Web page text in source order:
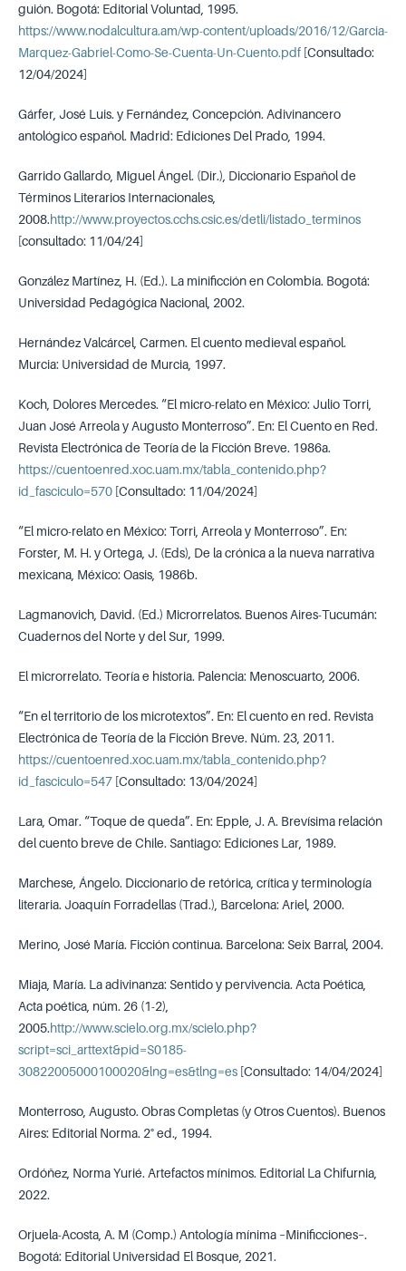
guión. Bogotá: Editorial Voluntad, 1995.
https://www.nodalcultura.am/wp-content/uploads/2016/12/Garcia-
Marquez-Gabriel-Como-Se-Cuenta-Un-Cuento.pdf[Consultado:
12/04/2024]
Gárfer, José Luis. y Fernández, Concepción. Adivinancero
antológico español. Madrid: Ediciones Del Prado, 1994.
Garrido Gallardo, Miguel Ángel. (Dir.), Diccionario Español de
Términos Literarios Internacionales,
2008.http://www.proyectos.cchs.csic.es/detli/listado_terminos
[consultado: 11/04/24]
González Martínez, H. (Ed.). La minificción en Colombia. Bogotá:
Universidad Pedagógica Nacional, 2002.
Hernández Valcárcel, Carmen. El cuento medieval español.
Murcia: Universidad de Murcia, 1997.
Koch, Dolores Mercedes. “El micro-relato en México: Julio Torri,
Juan José Arreola y Augusto Monterroso”. En: El Cuento en Red.
Revista Electrónica de Teoría de la Ficción Breve. 1986a.
https://cuentoenred.xoc.uam.mx/tabla_contenido.php?
id_fasciculo=570[Consultado: 11/04/2024]
“El micro-relato en México: Torri, Arreola y Monterroso”. En:
Forster, M. H. y Ortega, J. (Eds), De la crónica a la nueva narrativa
mexicana, México: Oasis, 1986b.
Lagmanovich, David. (Ed.) Microrrelatos. Buenos Aires-Tucumán:
Cuadernos del Norte y del Sur, 1999.
El microrrelato. Teoría e historia. Palencia: Menoscuarto, 2006.
“En el territorio de los microtextos”. En: El cuento en red. Revista
Electrónica de Teoría de la Ficción Breve. Núm. 23, 2011.
https://cuentoenred.xoc.uam.mx/tabla_contenido.php?
id_fasciculo=547[Consultado: 13/04/2024]
Lara, Omar. “Toque de queda”. En: Epple, J. A. Brevísima relación
del cuento breve de Chile. Santiago: Ediciones Lar, 1989.
Marchese, Ángelo. Diccionario de retórica, crítica y terminología
literaria. Joaquín Forradellas (Trad.), Barcelona: Ariel, 2000.
Merino, José María. Ficción continua. Barcelona: Seix Barral, 2004.
Miaja, María. La adivinanza: Sentido y pervivencia. Acta Poética,
Acta poética, núm. 26 (1-2),
2005.http://www.scielo.org.mx/scielo.php?
script=sci_arttext&pid=S0185-
30822005000100020&lng=es&tlng=es[Consultado: 14/04/2024]
Monterroso, Augusto. Obras Completas (y Otros Cuentos). Buenos
Aires: Editorial Norma. 2° ed., 1994.
Ordóñez, Norma Yurié. Artefactos mínimos. Editorial La Chifurnia,
2022.
Orjuela-Acosta, A. M (Comp.) Antología mínima –Minificciones–.
Bogotá: Editorial Universidad El Bosque, 2021.